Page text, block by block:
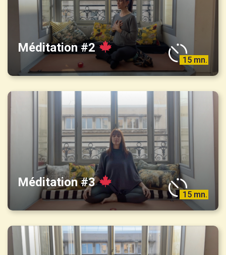
Méditation #2
15 mn.
Méditation #3
15 mn.